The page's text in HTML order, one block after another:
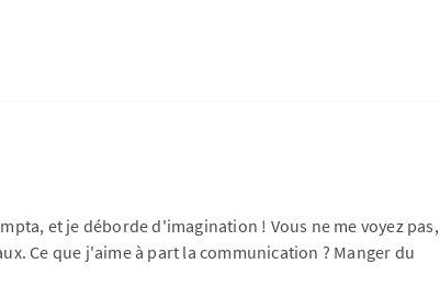
et je déborde d'imagination ! Vous ne me voyez pas,
Ce que j'aime à part la communication ? Manger du